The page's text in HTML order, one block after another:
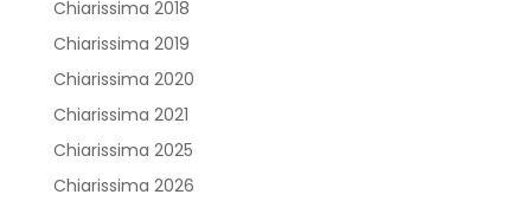
Chiarissima 2018
Chiarissima 2019
Chiarissima 2020
Chiarissima 2021
Chiarissima 2025
Chiarissima 2026